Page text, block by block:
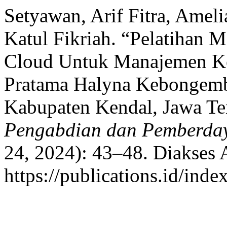
Setyawan, Arif Fitra,
Katul Fikriah. “Pelatihan
Cloud Untuk Manajemen
Pratama Halyna
Kabupaten Kendal, Jawa
Pengabdian dan
24, 2024): 43–48. Diakses
https://publications.id/